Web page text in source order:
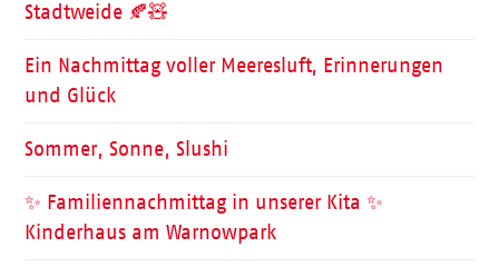
Stadtweide 🍂🧸
Ein Nachmittag voller Meeresluft, Erinnerungen
und Glück
Sommer, Sonne, Slushi
✨ Familiennachmittag in unserer Kita ✨
Kinderhaus am Warnowpark